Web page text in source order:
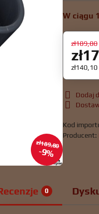
zł189,80
9%
W ciągu
zł189,80
zł140,10
Dodaj
Kod
Producent:
0